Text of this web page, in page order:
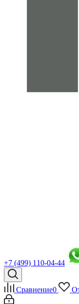
+7 (499) 110-04-44
Сравнение0